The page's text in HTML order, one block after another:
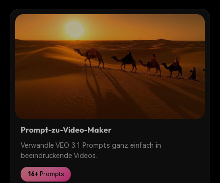
Prompt-zu-Video-Maker
Verwandle VEO 3.1 Prompts ganz einfach in
beeindruckende Videos.
16+ Prompts